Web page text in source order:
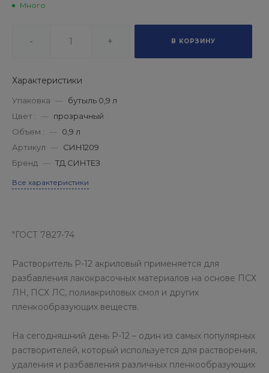
Много
- + В КОРЗИНУ
Характеристики
Упаковка — бутыль 0,9 л
Цвет : — прозрачный
Объем : — 0,9 л
Артикул — СИН1209
Бренд — ТД СИНТЕЗ
Все характеристики
"ГОСТ 7827-74
Растворитель Р-12 акриловый применяется для
разбавления лакокрасочных материалов на основе ПСХ
ЛН, ПСХ ЛС, полиакриловых смол и других
пленкообразующих веществ.
На сегодняшний день Р-12 – один из самых популярных
растворителей, который используется для растворения,
удаления и разбавления различных пленкообразующих